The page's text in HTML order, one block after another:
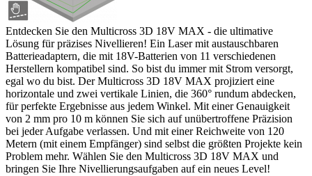
Entdecken Sie den Multicross 3D 18V MAX - die ultimative
Lösung für präzises Nivellieren! Ein Laser mit austauschbaren
Batterieadaptern, die mit 18V-Batterien von 11 verschiedenen
Herstellern kompatibel sind. So bist du immer mit Strom versorgt,
egal wo du bist. Der Multicross 3D 18V MAX projiziert eine
horizontale und zwei vertikale Linien, die 360° rundum abdecken,
für perfekte Ergebnisse aus jedem Winkel. Mit einer Genauigkeit
von 2 mm pro 10 m können Sie sich auf unübertroffene Präzision
bei jeder Aufgabe verlassen. Und mit einer Reichweite von 120
Metern (mit einem Empfänger) sind selbst die größten Projekte kein
Problem mehr. Wählen Sie den Multicross 3D 18V MAX und
bringen Sie Ihre Nivellierungsaufgaben auf ein neues Level!